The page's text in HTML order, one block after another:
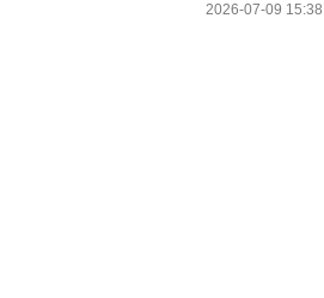
2026-07-09 15:38